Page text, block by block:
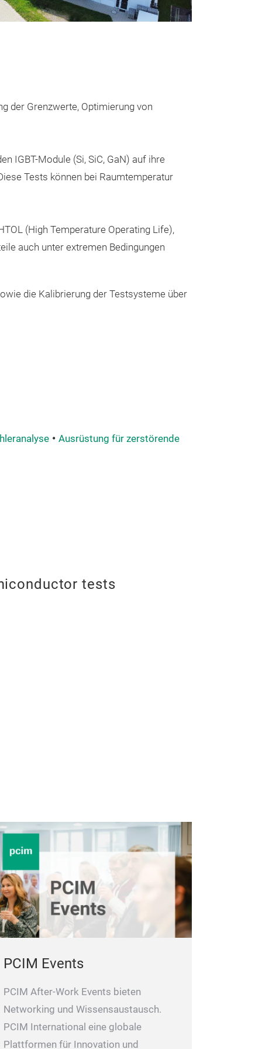
der Grenzwerte, Optimierung von
IGBT-Module (Si, SiC, GaN) auf ihre
Tests können bei Raumtemperatur
(High Temperature Operating Life),
auch unter extremen Bedingungen
die Kalibrierung der Testsysteme über
Ausrüstung für zerstörende
tests
PCIM Events
PCIM After-Work Events bieten
Networking und Wissensaustausch.
PCIM International eine globale
Plattformen für Innovation und